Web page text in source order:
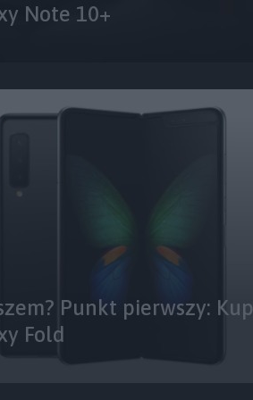
Note 10+
Punkt pierwszy: Kup
Fold